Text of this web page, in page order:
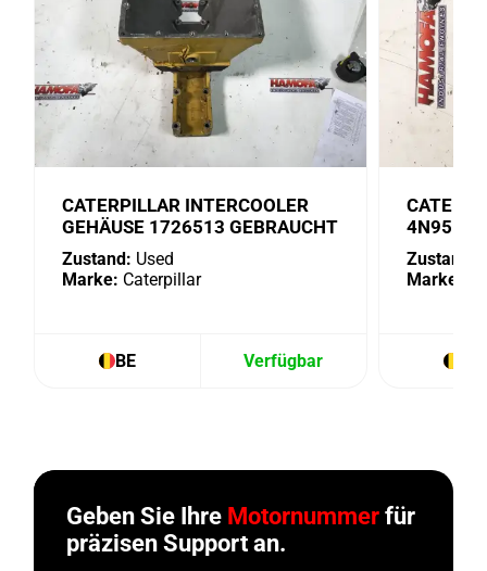
CATERPILLAR INTERCOOLER
GEHÄUSE 1726513 GEBRAUCHT
Zustand: Used
Marke: Caterpillar
BE Verfügbar
4N9518
Zustand:
Marke:
Geben Sie Ihre Motornummer für
präzisen Support an.